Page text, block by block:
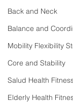
Back and Neck
Balance and
Mobility Flexibility
Core and Stability
Salud Health
Elderly Health